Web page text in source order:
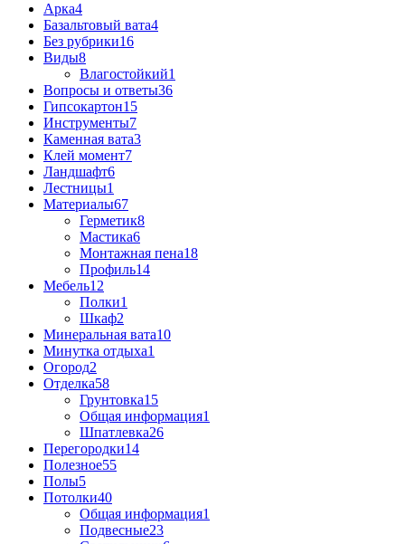
Арка4
Базальтовый вата4
Без рубрики16
Виды8
Влагостойкий1
Вопросы и ответы36
Гипсокартон15
Инструменты7
Каменная вата3
Клей момент7
Ландшафт6
Лестницы1
Материалы67
Герметик8
Мастика6
Монтажная пена18
Профиль14
Мебель12
Полки1
Шкаф2
Минеральная вата10
Минутка отдыха1
Огород2
Отделка58
Грунтовка15
Общая информация1
Шпатлевка26
Перегородки14
Полезное55
Полы5
Потолки40
Общая информация1
Подвесные23